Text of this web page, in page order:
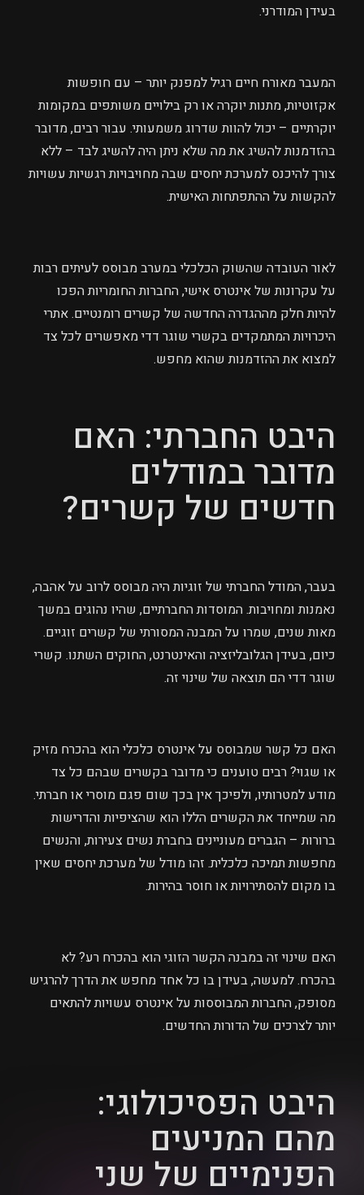
בעידן המודרני.
המעבר מאורח חיים רגיל למפנק יותר – עם חופשות
אקזוטיות, מתנות יוקרה או רק בילויים משותפים במקומות
יוקרתיים – יכול להוות שדרוג משמעותי. עבור רבים, מדובר
בהזדמנות להשיג את מה שלא ניתן היה להשיג לבד – ללא
צורך להיכנס למערכת יחסים שבה מחויבויות רגשיות עשויות
להקשות על ההתפתחות האישית.
לאור העובדה שהשוק הכלכלי במערב מבוסס לעיתים רבות
על עקרונות של אינטרס אישי, החברות החומריות הפכו
להיות חלק מההגדרה החדשה של קשרים רומנטיים. אתרי
היכרויות המתמקדים בקשרי שוגר דדי מאפשרים לכל צד
למצוא את ההזדמנות שהוא מחפש.
היבט החברתי: האם
מדובר במודלים
חדשים של קשרים?
בעבר, המודל החברתי של זוגיות היה מבוסס לרוב על אהבה,
נאמנות ומחויבות. המוסדות החברתיים, שהיו נהוגים במשך
מאות שנים, שמרו על המבנה המסורתי של קשרים זוגיים.
כיום, בעידן הגלובליזציה והאינטרנט, החוקים השתנו. קשרי
שוגר דדי הם תוצאה של שינוי זה.
האם כל קשר שמבוסס על אינטרס כלכלי הוא בהכרח מזיק
או שגוי? רבים טוענים כי מדובר בקשרים שבהם כל צד
מודע למטרותיו, ולפיכך אין בכך שום פגם מוסרי או חברתי.
מה שמייחד את הקשרים הללו הוא שהציפיות והדרישות
ברורות – הגברים מעוניינים בחברת נשים צעירות, והנשים
מחפשות תמיכה כלכלית. זהו מודל של מערכת יחסים שאין
בו מקום להסתירויות או חוסר בהירות.
האם שינוי זה במבנה הקשר הזוגי הוא בהכרח רע? לא
בהכרח. למעשה, בעידן בו כל אחד מחפש את הדרך להרגיש
מסופק, החברות המבוססות על אינטרס עשויות להתאים
יותר לצרכים של הדורות החדשים.
היבט הפסיכולוגי:
מהם המניעים
הפנימיים של שני